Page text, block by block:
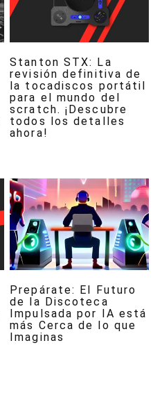
Stanton STX: La
revisión definitiva de
la tocadiscos portátil
para el mundo del
scratch. ¡Descubre
todos los detalles
ahora!
Prepárate: El Futuro
de la Discoteca
Impulsada por IA está
más Cerca de lo que
Imaginas